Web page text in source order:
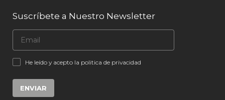
Suscríbete a Nuestro Newsletter
He leído y acepto la politica de privacidad
ENVIAR